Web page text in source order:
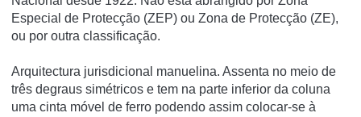
Especial de Protecção (ZEP) ou Zona de Protecção (ZE),
ou por outra classificação.
Arquitectura jurisdicional manuelina. Assenta no meio de
três degraus simétricos e tem na parte inferior da coluna
uma cinta móvel de ferro podendo assim colocar-se à